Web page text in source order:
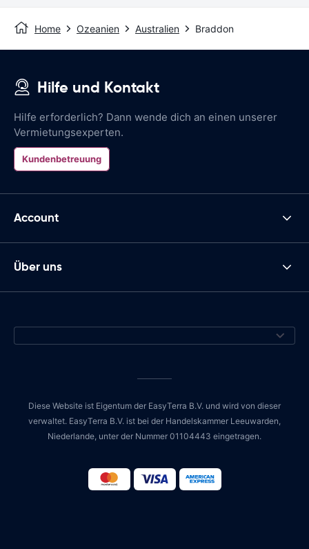
Home Ozeanien Australien Braddon
Hilfe und Kontakt
Hilfe erforderlich? Dann wende dich an einen unserer
Vermietungsexperten.
Kundenbetreuung
Account
Über uns
Diese Website ist Eigentum der EasyTerra B.V. und wird von dieser
verwaltet. EasyTerra B.V. ist bei der Handelskammer Leeuwarden,
Niederlande, unter der Nummer 01104443 eingetragen.